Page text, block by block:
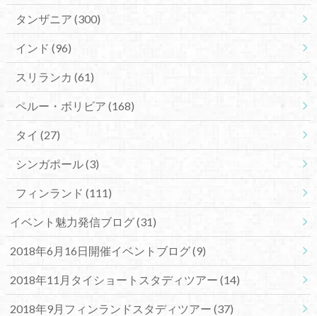
タンザニア (300)
インド (96)
スリランカ (61)
ペルー・ボリビア (168)
タイ (27)
シンガポール(3)
フィンランド (111)
イベント魅力発信ブログ(31)
2018年6月16日開催イベントブログ(9)
2018年11月タイショートスタディツアー (14)
2018年9月フィンランドスタディツアー (37)